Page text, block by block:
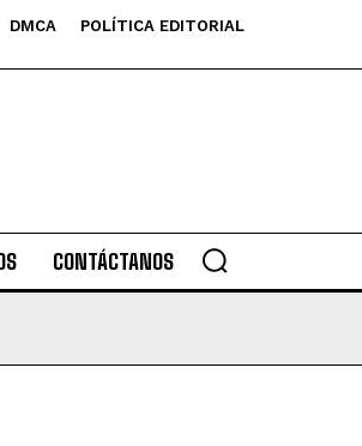
DMCA
POLÍTICA EDITORIAL
CONTÁCTANOS